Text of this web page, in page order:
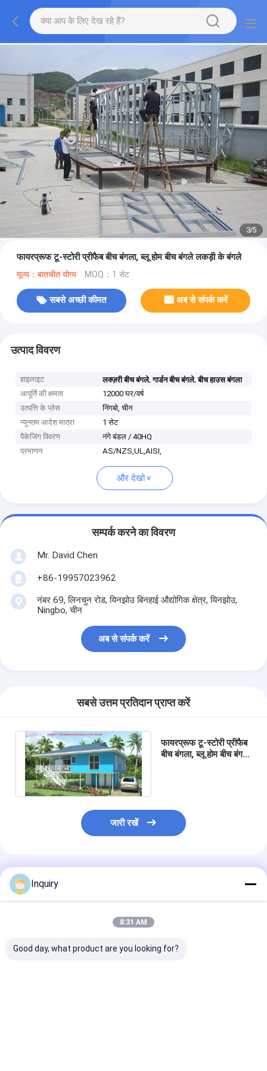
3/5
फायरप्रूफ टू-स्टोरी प्रीफैब बीच बंगला, ब्लू होम बीच बंगले लकड़ी के बंगले
मूल्य：बातचीत योग्य MOQ：1 सेट
सबसे अच्छी कीमत अब से संपर्क करें
उत्पाद विवरण
हाइलाइट लक्ज़री बीच बंगले,गार्डन बीच बंगले,बीच हाउस बंगला
आपूर्ति की क्षमता
12000 घर/वर्ष
उत्पत्ति के प्लेस
निंगबो, चीन
न्यूनतम आदेश मात्रा
1 सेट
पैकेजिंग विवरण
नंगे बंडल / 40HQ
प्रमाणन
AS/NZS,UL,AISI,
और देखो
सम्पर्क करने का विवरण
Mr. David Chen
+86-19957023962
नंबर 69, लिनचुन रोड, यिनझोउ बिनहाई औद्योगिक क्षेत्र, यिनझोउ,
Ningbo, चीन
अब से संपर्क करें
सबसे उत्तम प्रतिदान प्राप्त करें
फायरप्रूफ टू-स्टोरी प्रीफैब
बीच बंगला, ब्लू होम बीच बंगले
जारी रखें
अनुशंसित उत्पाद
Inquiry
8:31 AM
Good day, what product are you looking for?